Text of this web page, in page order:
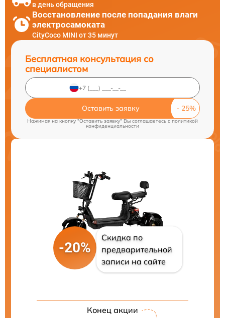
в день обращения
Восстановление после попадания влаги
электросамоката
CityCoco MINI от 35 минут
Бесплатная консультация со
специалистом
Оставить заявку
Нажимая на кнопку "Оставить заявку" Вы соглашаетесь cполитикой
конфиденциальности
-20%
Скидка по
предварительной
записи на сайте
Конец акции